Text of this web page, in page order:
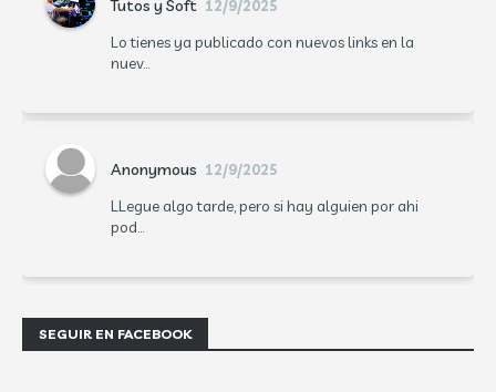
Tutos y Soft 12/9/2025
Lo tienes ya publicado con nuevos links en la
nuev...
Anonymous 12/9/2025
LLegue algo tarde, pero si hay alguien por ahi
pod...
SEGUIR EN FACEBOOK